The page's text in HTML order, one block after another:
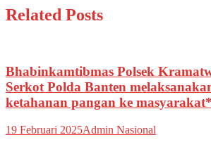
Related Posts
Bhabinkamtibmas Polsek
Serkot Polda Banten
ketahanan pangan ke masyarakat*
19 Februari 2025Admin Nasional